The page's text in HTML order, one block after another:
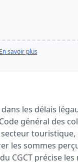
En savoir plus
les délais
général des
les sommes
CGCT précise